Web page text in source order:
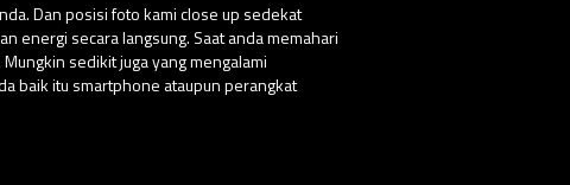
Dan posisi foto kami close up sedekat
energi secara langsung. Saat anda memahari
sedikit juga yang mengalami
baik itu smartphone ataupun perangkat